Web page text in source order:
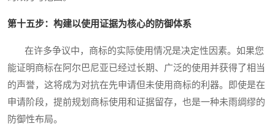
第十五步：构建以使用证据为核心的防御体系
在许多争议中，商标的实际使用情况是决定性因素。如果您
能证明商标在阿尔巴尼亚已经过长期、广泛的使用并获得了相当
的声誉，这将成为对抗在先申请但未使用商标的利器。即使是在
申请阶段，提前规划商标使用和证据留存，也是一种未雨绸缪的
防御性布局。